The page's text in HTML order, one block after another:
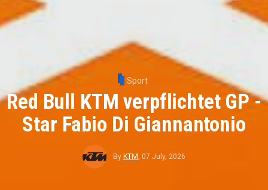
Sport
Red Bull KTM verpflichtet GP -
Star Fabio Di Giannantonio
By KTM, 07 July, 2026